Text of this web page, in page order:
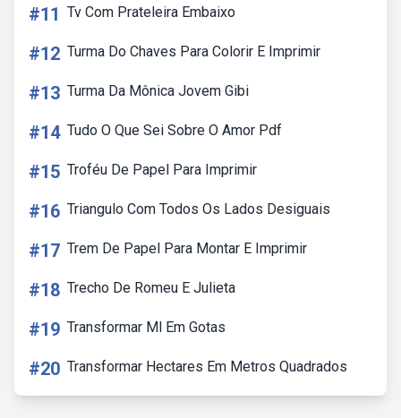
#11 Tv Com Prateleira Embaixo
#12 Turma Do Chaves Para Colorir E Imprimir
#13 Turma Da Mônica Jovem Gibi
#14 Tudo O Que Sei Sobre O Amor Pdf
#15 Troféu De Papel Para Imprimir
#16 Triangulo Com Todos Os Lados Desiguais
#17 Trem De Papel Para Montar E Imprimir
#18 Trecho De Romeu E Julieta
#19 Transformar Ml Em Gotas
#20 Transformar Hectares Em Metros Quadrados